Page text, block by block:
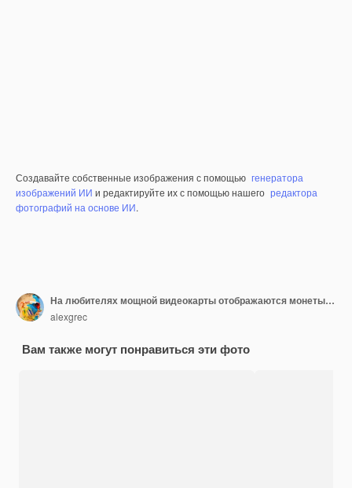
Создавайте собственные изображения с помощью генератора
изображений ИИ и редактируйте их с помощью нашего редактора
фотографий на основе ИИ.
На любителях мощной видеокарты отображаются монеты криптовалюты Bitcoin с красной подсветкой
alexgrec
Вам также могут понравиться эти фото